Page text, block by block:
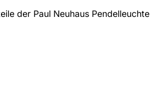
der Paul Neuhaus Pendelleuchte